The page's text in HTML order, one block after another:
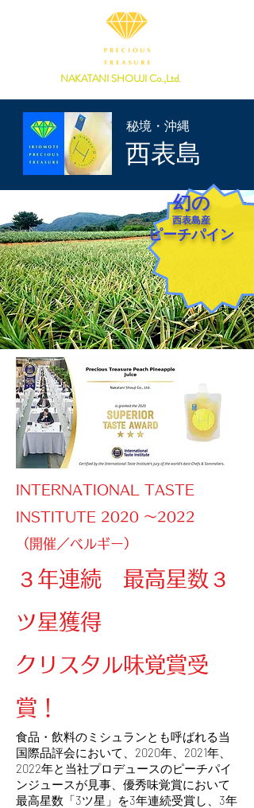
NAKATANI SHOUJI Co.,Ltd.
秘境・沖縄
​西表島
幻の
西表島産
ピーチパイン
INTERNATIONAL TASTE
INSTITUTE 2020 ～2022
（開催／ベルギー）
３年連続 最高星数３
ツ星獲得
クリスタル味覚賞受
賞！
食品・飲料のミシュランとも呼ばれる当
国際品評会において、2020年、2021年
2022年と 当社プロデュースのピーチパイ
ンジュースが見事、優秀味覚賞において
最高星数「3ツ星」を3年連続受賞し、3年